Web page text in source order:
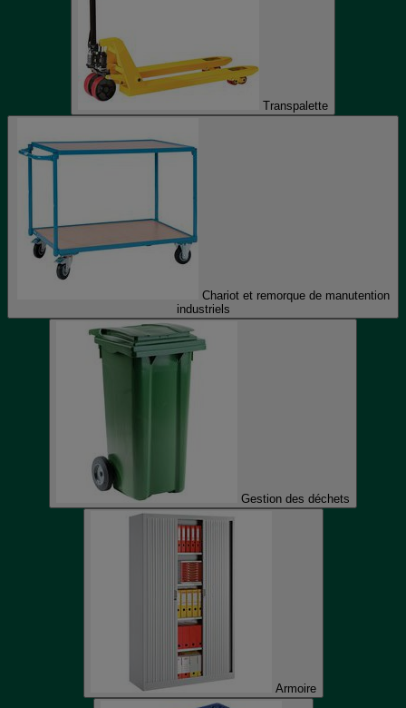
Transpalette
Chariot et remorque de manutention
industriels
Gestion des déchets
Armoire